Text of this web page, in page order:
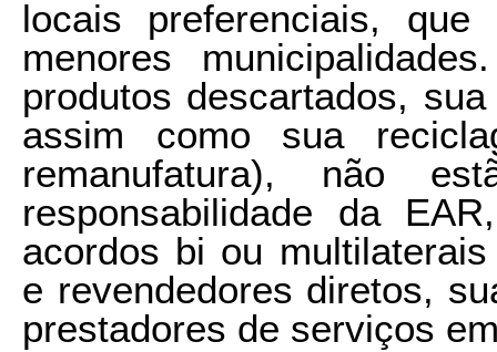
locais preferenciais, que
menores
produtos descartados,
assim como sua
remanufatura), não
responsabilidade da
acordos bi ou
e revendedores diretos,
prestadores de serviços